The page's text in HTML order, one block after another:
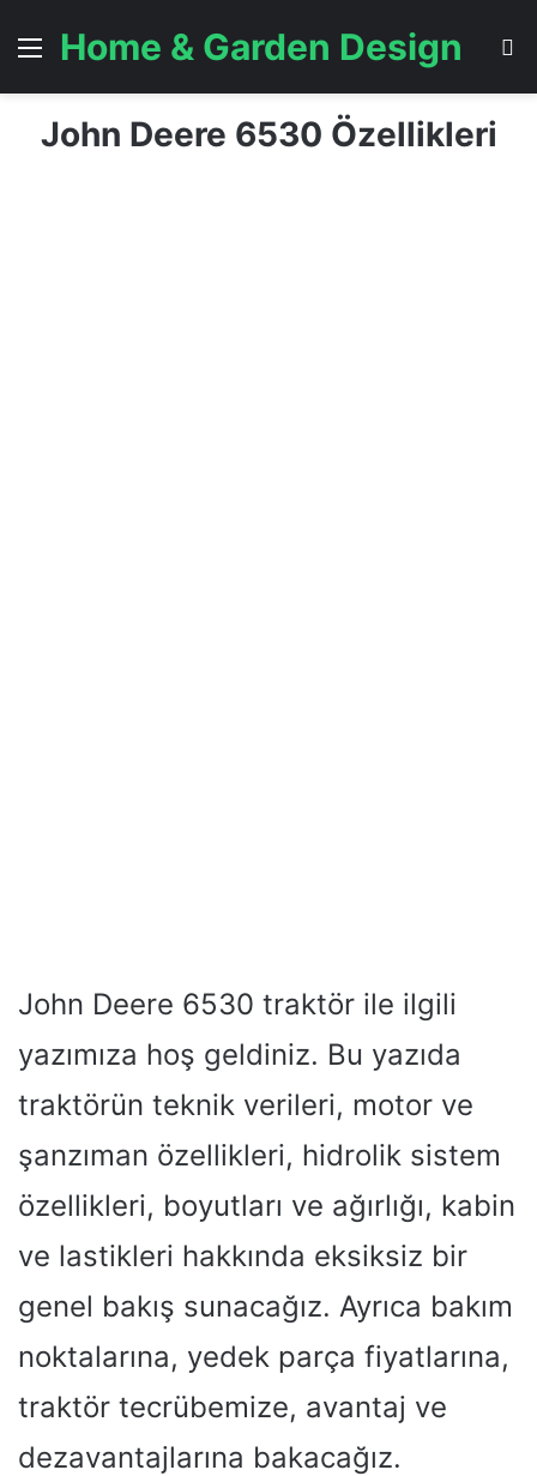
Menü
Home & Garden Design
John Deere 6530 Özellikleri
John Deere 6530 traktör ile ilgili
yazımıza hoş geldiniz. Bu yazıda
traktörün teknik verileri, motor ve
şanzıman özellikleri, hidrolik sistem
özellikleri, boyutları ve ağırlığı, kabin
ve lastikleri hakkında eksiksiz bir
genel bakış sunacağız. Ayrıca bakım
noktalarına, yedek parça fiyatlarına,
traktör tecrübemize, avantaj ve
dezavantajlarına bakacağız.